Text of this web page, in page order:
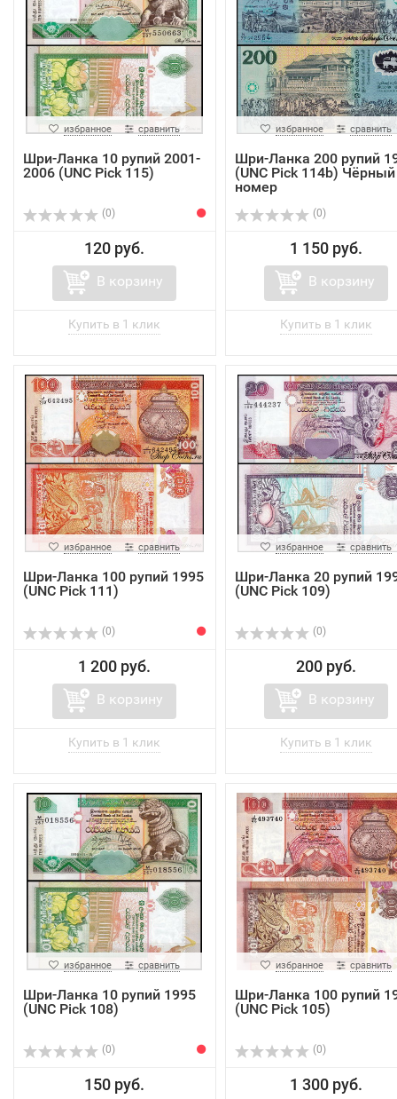
избранное сравнить
Шри-Ланка 10 рупий 2001-
2006 (UNC Pick 115)
(0)
120 руб.
В корзину
избранное сравнить
Шри-Ланка 200 рупий
(UNC Pick 114b) Чёрный
номер
(0)
1 150 руб.
В корзину
избранное сравнить
Шри-Ланка 100 рупий 1995
(UNC Pick 111)
(0)
1 200 руб.
В корзину
избранное сравнить
Шри-Ланка 20 рупий
(UNC Pick 109)
(0)
200 руб.
В корзину
избранное сравнить
Шри-Ланка 10 рупий 1995
(UNC Pick 108)
(0)
150 руб.
избранное сравнить
Шри-Ланка 100 рупий
(UNC Pick 105)
(0)
1 300 руб.